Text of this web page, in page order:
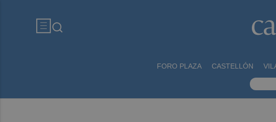
FORO PLAZA CASTELLÓN